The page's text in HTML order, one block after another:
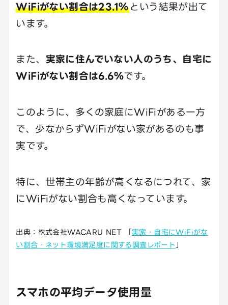
WiFiがない割合は23.1％ という結果が出て
います。
また、 実家に住んでいない人のうち、自宅に
WiFiがない割合は6.6％です。
このように、多くの家庭にWiFiがある一方
で、少なからずWiFiがない家があるのも事
実です。
特に、世帯主の年齢が高くなるにつれて、家
にWiFiがない割合も高くなっています。
出典：株式会社WACARU NET 「 実家・自宅にWiFiがな
い割合・ネット環境満足度に関する調査レポート
スマホの平均データ使用量